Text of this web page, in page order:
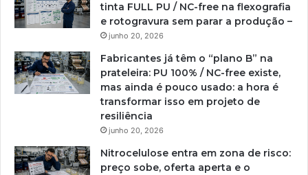
tinta FULL PU / NC-free na flexografia
e rotogravura sem parar a produção –
junho 20, 2026
Fabricantes já têm o “plano B” na
prateleira: PU 100% / NC-free existe,
mas ainda é pouco usado: a hora é
transformar isso em projeto de
resiliência
junho 20, 2026
Nitrocelulose entra em zona de risco:
preço sobe, oferta aperta e o